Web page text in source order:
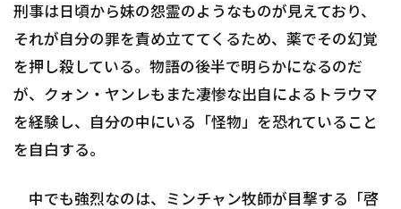
刑事は日頃から妹の怨霊のようなものが見えており、
それが自分の罪を責め立ててくるため、薬でその幻覚
を押し殺している。物語の後半で明らかになるのだ
が、クォン・ヤンレもまた凄惨な出自によるトラウマ
を経験し、自分の中にいる「怪物」を恐れていること
を自白する。
中でも強烈なのは、ミンチャン牧師が目撃する「啓